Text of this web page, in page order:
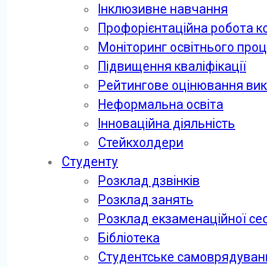
Інклюзивне навчання
Профорієнтаційна робота
Моніторинг освітнього
Підвищення кваліфікації
Рейтингове оцінювання
Неформальна освіта
Інноваційна діяльність
Стейкхолдери
Студенту
Розклад дзвінків
Розклад занять
Розклад екзаменаційної
Бібліотека
Студентське